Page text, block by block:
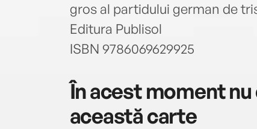
gros al partidului german de
Editura Publisol
ISBN 9786069629925
În acest moment
această carte